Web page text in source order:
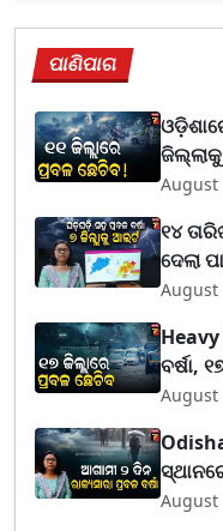
ପାଣିପାଗ
August
୧୪
ଦେଲା
August
ବର୍ଷା,
August
August